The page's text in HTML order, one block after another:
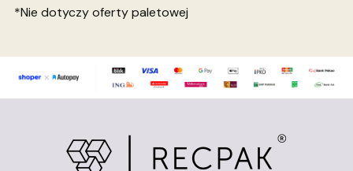
*Nie dotyczy oferty paletowej